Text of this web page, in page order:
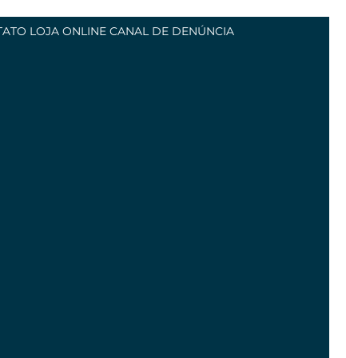
LOJA ONLINE CANAL DE DENÚNCIA